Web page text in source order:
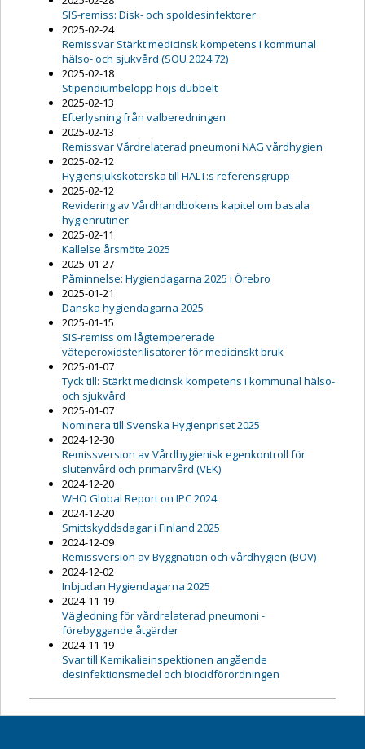
SIS-remiss: Disk- och spoldesinfektorer
2025-02-24
Remissvar Stärkt medicinsk kompetens i kommunal
hälso- och sjukvård (SOU 2024:72)
2025-02-18
Stipendiumbelopp höjs dubbelt
2025-02-13
Efterlysning från valberedningen
2025-02-13
Remissvar Vårdrelaterad pneumoni NAG vårdhygien
2025-02-12
Hygiensjuksköterska till HALT:s referensgrupp
2025-02-12
Revidering av Vårdhandbokens kapitel om basala
hygienrutiner
2025-02-11
Kallelse årsmöte 2025
2025-01-27
Påminnelse: Hygiendagarna 2025 i Örebro
2025-01-21
Danska hygiendagarna 2025
2025-01-15
SIS-remiss om lågtempererade
väteperoxidsterilisatorer för medicinskt bruk
2025-01-07
Tyck till: Stärkt medicinsk kompetens i kommunal hälso-
och sjukvård
2025-01-07
Nominera till Svenska Hygienpriset 2025
2024-12-30
Remissversion av Vårdhygienisk egenkontroll för
slutenvård och primärvård (VEK)
2024-12-20
WHO Global Report on IPC 2024
2024-12-20
Smittskyddsdagar i Finland 2025
2024-12-09
Remissversion av Byggnation och vårdhygien (BOV)
2024-12-02
Inbjudan Hygiendagarna 2025
2024-11-19
Vägledning för vårdrelaterad pneumoni -
förebyggande åtgärder
2024-11-19
Svar till Kemikalieinspektionen angående
desinfektionsmedel och biocidförordningen